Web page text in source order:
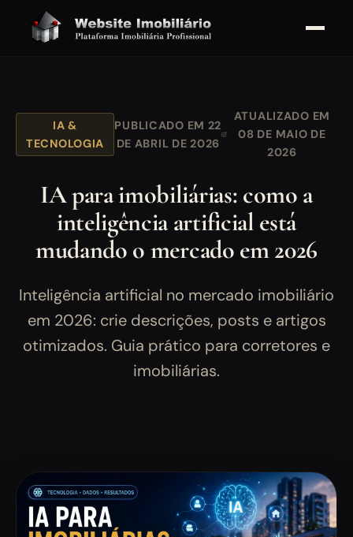
IA &
TECNOLOGIA
PUBLICADO EM 22
DE ABRIL DE 2026
ATUALIZADO EM
08 DE MAIO DE
2026
IA para imobiliárias: como a
inteligência artificial está
mudando o mercado em 2026
Inteligência artificial no mercado imobiliário
em 2026: crie descrições, posts e artigos
otimizados. Guia prático para corretores e
imobiliárias.